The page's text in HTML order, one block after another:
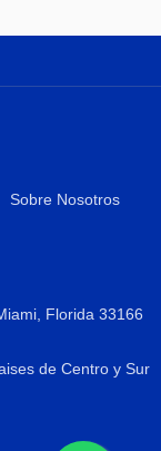
Sobre Nosotros
Florida 33166
de Centro y Sur